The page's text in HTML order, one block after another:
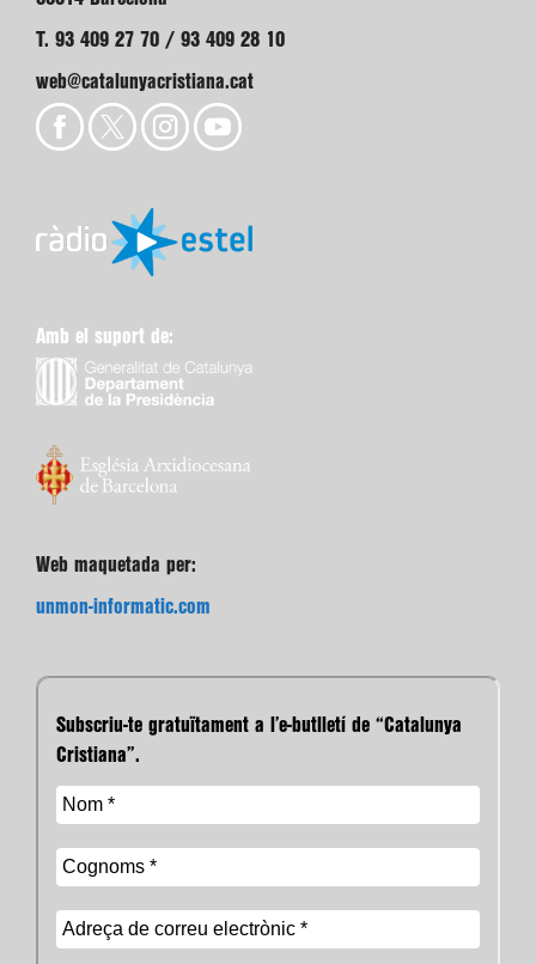
T. 93 409 27 70 / 93 409 28 10
web@catalunyacristiana.cat
Amb el suport de:
Web maquetada per:
unmon-informatic.com
Subscriu-te gratuïtament a l’e-butlletí de “Catalunya
Cristiana”.